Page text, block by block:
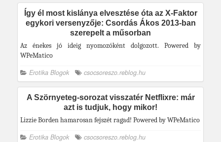
Így él most kislánya elvesztése óta az X-Faktor
egykori versenyzője: Csordás Ákos 2013-ban
szerepelt a műsorban
Az énekes jó ideig nyomozóként dolgozott. Powered by
WPeMatico
Erotika Blogok csocsoreszo.reblog.hu
A Szörnyeteg-sorozat visszatér Netflixre: már
azt is tudjuk, hogy mikor!
Lizzie Borden hamarosan fejszét ragad! Powered by WPeMatico
Erotika Blogok csocsoreszo.reblog.hu